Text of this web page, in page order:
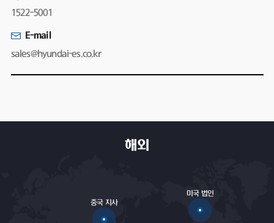
1522-5001
E-mail
sales@hyundai-es.co.kr
중국 지사
미국 법인
해외